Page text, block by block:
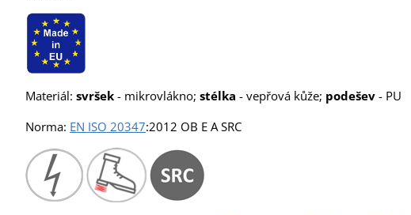
Materiál: svršek - mikrovlákno; stélka - vepřová kůže; podešev - PU
Norma: EN ISO 20347:2012 OB E A SRC